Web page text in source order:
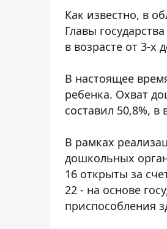
Как известно, в
Главы
в возрасте от 3-х
В настоящее
ребенка. Охват
составил 50,8%, в
В рамках
дошкольных
16 открыты за
22 - на основе
приспособления